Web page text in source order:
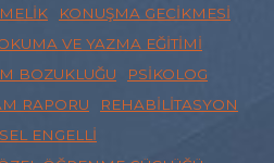
KONUŞMA GECIKMESI
VE YAZMA EĞITIMI
BOZUKLUĞU
PSIKOLOG
RAPORU
REHABILITASYON
ENGELLI